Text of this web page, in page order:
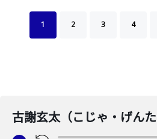
1 2 3 4